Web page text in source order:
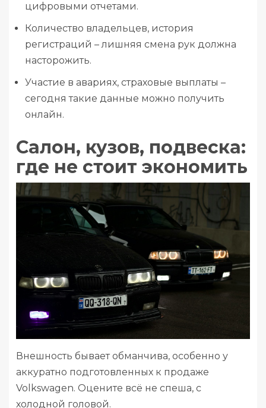
цифровыми отчетами.
Количество владельцев, история
регистраций – лишняя смена рук должна
насторожить.
Участие в авариях, страховые выплаты –
сегодня такие данные можно получить
онлайн.
Салон, кузов, подвеска:
где не стоит экономить
Внешность бывает обманчива, особенно у
аккуратно подготовленных к продаже
Volkswagen. Оцените всё не спеша, с
холодной головой.